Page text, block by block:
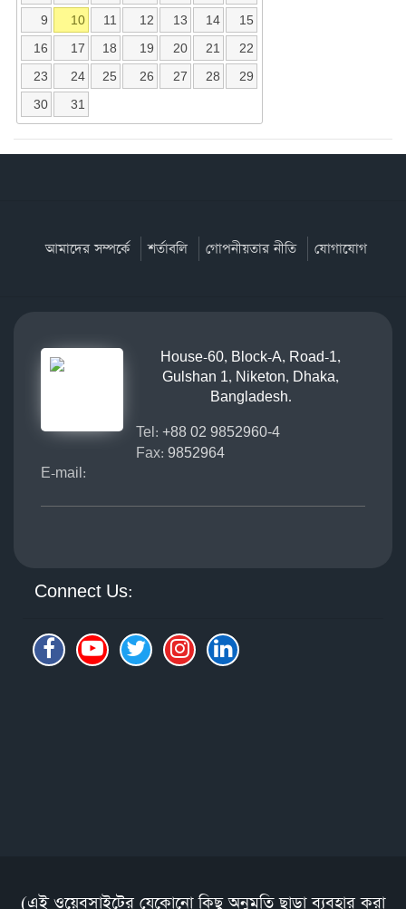
9
10 11 12 13 14
15
16
17 18 19 20 21
22
23
24 25 26 27 28
29
30
31
আমাদের সম্পর্কে শর্তাবলি গোপনীয়তার নীতি যোগাযোগ
House-60, Block-A, Road-1,
Gulshan 1, Niketon, Dhaka,
Bangladesh.
Tel: +88 02 9852960-4
Fax: 9852964
E-mail:
Connect Us:
(এই ওয়েবসাইটের যেকোনো কিছু অনুমতি ছাড়া ব্যবহার করা